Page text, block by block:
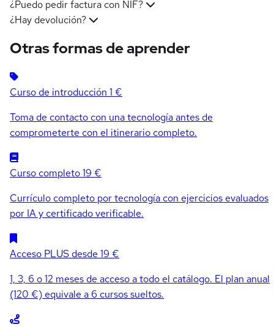
¿Puedo pedir factura con NIF?
¿Hay devolución?
Otras formas de aprender
Curso de introducción 1 €
Toma de contacto con una tecnología antes de
comprometerte con el itinerario completo.
Curso completo19 €
Currículo completo por tecnología con ejercicios evaluados
por IA y certificado verificable.
Acceso PLUS desde 19 €
1, 3, 6 o 12 meses de acceso a todo el catálogo. El plan anual
(120 €) equivale a 6 cursos sueltos.